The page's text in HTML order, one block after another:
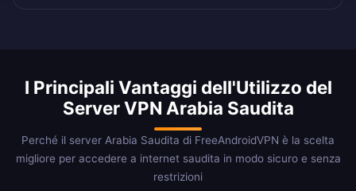
I Principali Vantaggi dell'Utilizzo del
Server VPN Arabia Saudita
Perché il server Arabia Saudita di FreeAndroidVPN è la scelta
migliore per accedere a internet saudita in modo sicuro e senza
restrizioni